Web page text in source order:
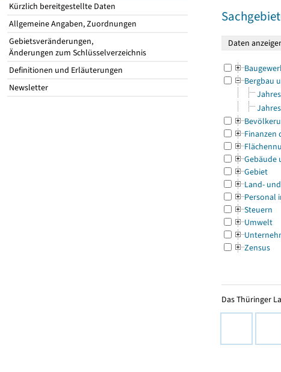
Kürzlich bereitgestellte Daten
Allgemeine Angaben, Zuordnungen
Gebietsveränderungen,
Änderungen zum Schlüsselverzeichnis
Definitionen und Erläuterungen
Newsletter
Bergbau
Finanzen
Gebäude
Gebiet
Land-
Personal
Steuern
Umwelt
Zensus
Das Thüringer